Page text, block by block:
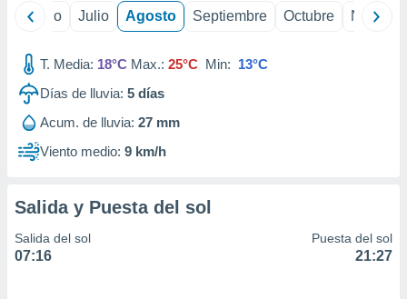
Junio Julio Agosto Septiembre Octubre
T. Media: 18°C Max.: 25°C Min: 13°C
Días de lluvia: 5 días
Acum. de lluvia: 27 mm
Viento medio: 9 km/h
Salida y Puesta del sol
Salida del sol
07:16
Puesta del sol
21:27